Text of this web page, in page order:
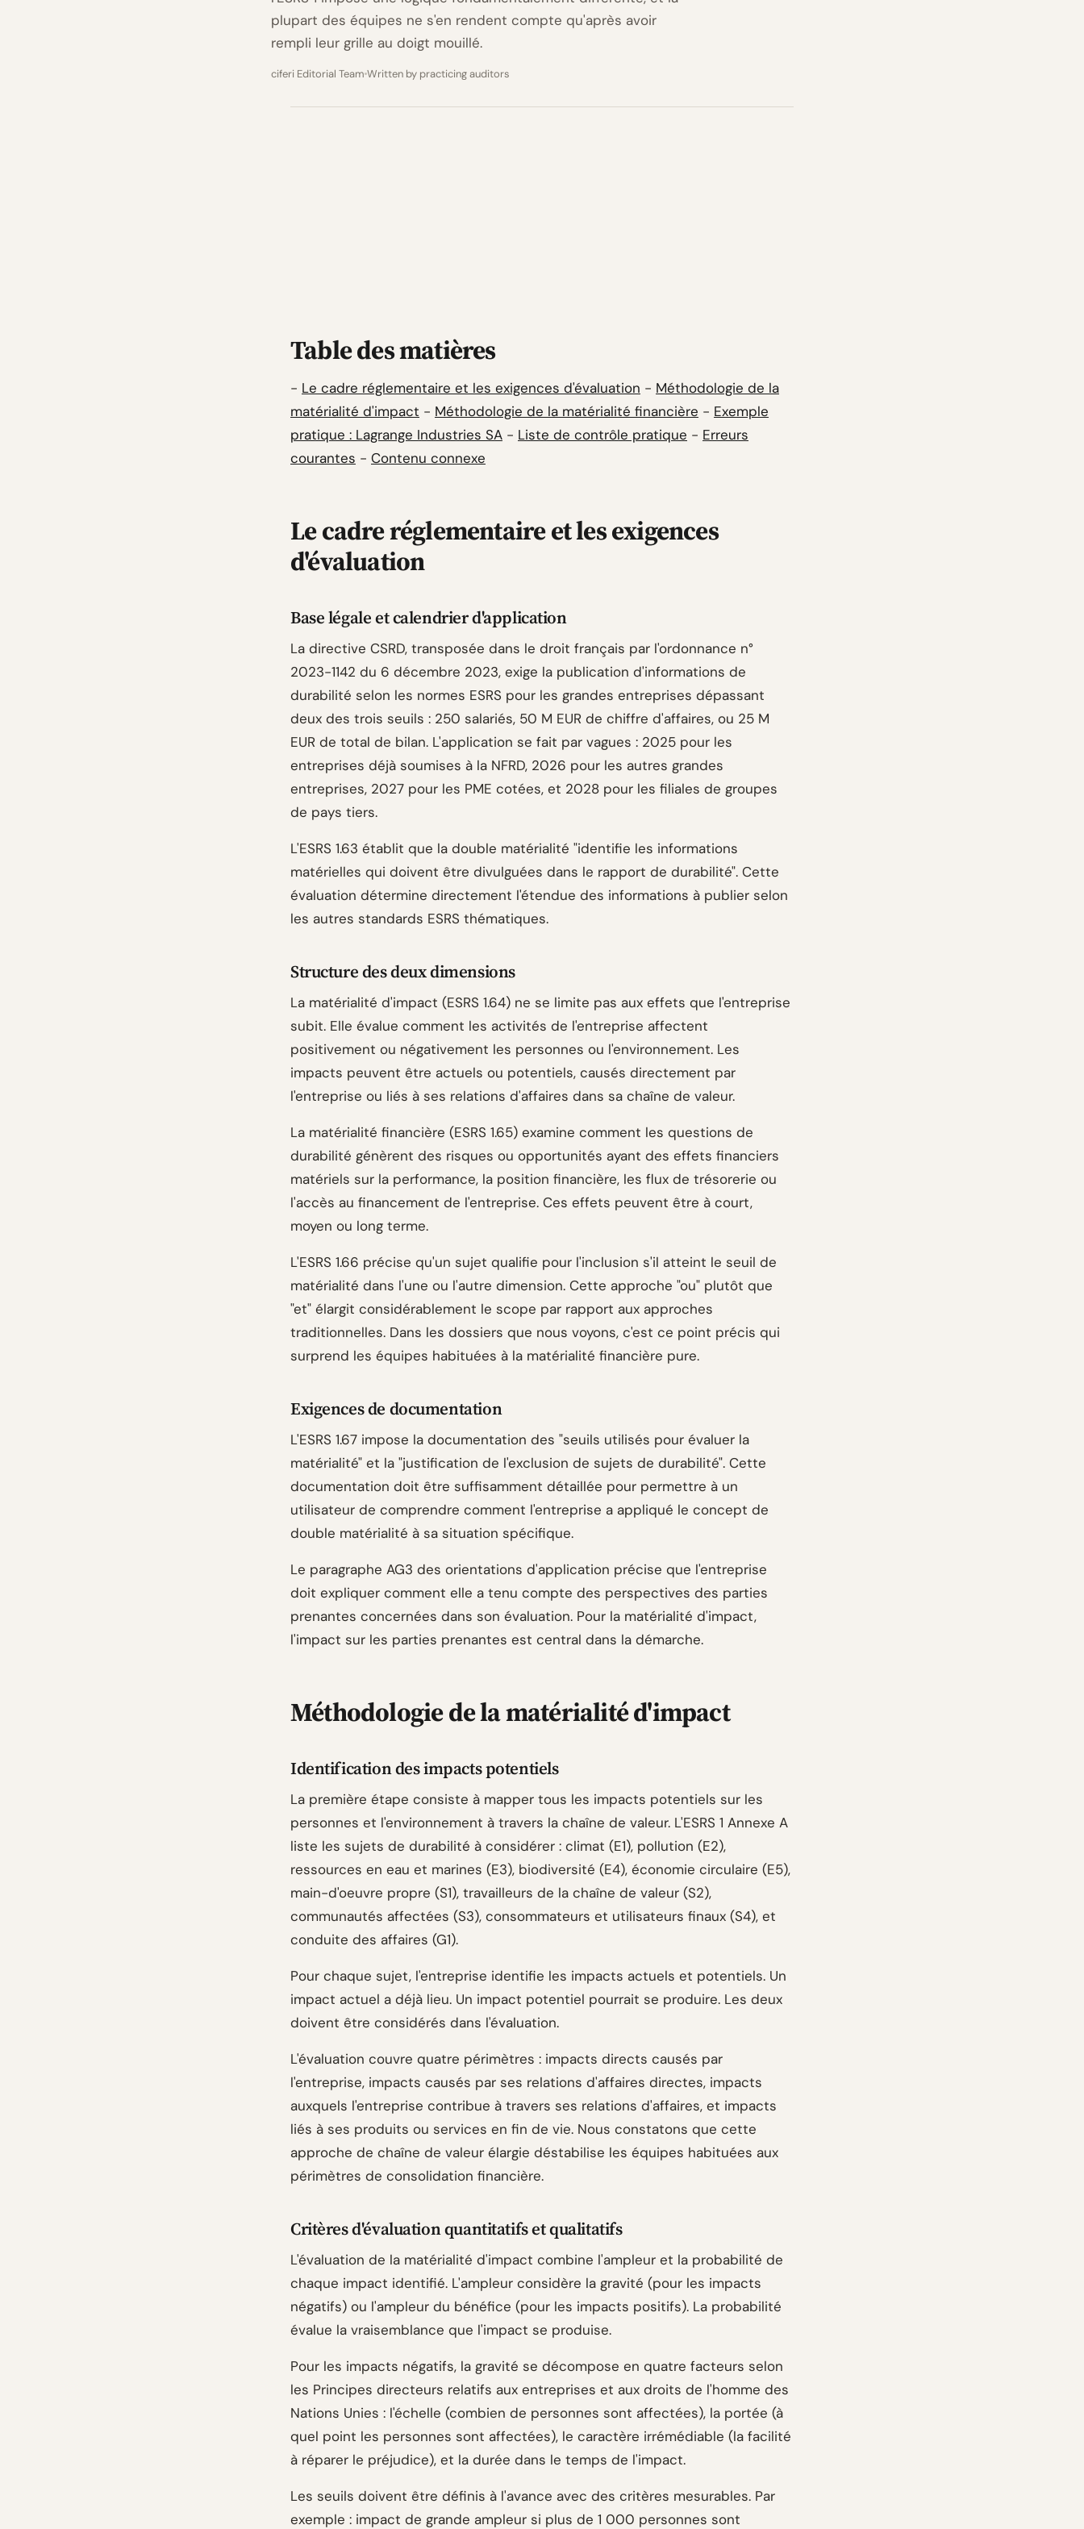
plupart des équipes ne s'en rendent compte qu'après avoir
rempli leur grille au doigt mouillé.
ciferi Editorial Team Written by practicing auditors
Table des matières
- Le cadre réglementaire et les exigences d'évaluation - Méthodologie de la
matérialité d'impact - Méthodologie de la matérialité financière - Exemple
pratique : Lagrange Industries SA - Liste de contrôle pratique - Erreurs
courantes - Contenu connexe
Le cadre réglementaire et les exigences
d'évaluation
Base légale et calendrier d'application
La directive CSRD, transposée dans le droit français par l'ordonnance n°
2023-1142 du 6 décembre 2023, exige la publication d'informations de
durabilité selon les normes ESRS pour les grandes entreprises dépassant
deux des trois seuils : 250 salariés, 50 M EUR de chiffre d'affaires, ou 25 M
EUR de total de bilan. L'application se fait par vagues : 2025 pour les
entreprises déjà soumises à la NFRD, 2026 pour les autres grandes
entreprises, 2027 pour les PME cotées, et 2028 pour les filiales de groupes
de pays tiers.
L'ESRS 1.63 établit que la double matérialité "identifie les informations
matérielles qui doivent être divulguées dans le rapport de durabilité". Cette
évaluation détermine directement l'étendue des informations à publier selon
les autres standards ESRS thématiques.
Structure des deux dimensions
La matérialité d'impact (ESRS 1.64) ne se limite pas aux effets que l'entreprise
subit. Elle évalue comment les activités de l'entreprise affectent
positivement ou négativement les personnes ou l'environnement. Les
impacts peuvent être actuels ou potentiels, causés directement par
l'entreprise ou liés à ses relations d'affaires dans sa chaîne de valeur.
La matérialité financière (ESRS 1.65) examine comment les questions de
durabilité génèrent des risques ou opportunités ayant des effets financiers
matériels sur la performance, la position financière, les flux de trésorerie ou
l'accès au financement de l'entreprise. Ces effets peuvent être à court,
moyen ou long terme.
L'ESRS 1.66 précise qu'un sujet qualifie pour l'inclusion s'il atteint le seuil de
matérialité dans l'une ou l'autre dimension. Cette approche "ou" plutôt que
"et" élargit considérablement le scope par rapport aux approches
traditionnelles. Dans les dossiers que nous voyons, c'est ce point précis qui
surprend les équipes habituées à la matérialité financière pure.
Exigences de documentation
L'ESRS 1.67 impose la documentation des "seuils utilisés pour évaluer la
matérialité" et la "justification de l'exclusion de sujets de durabilité". Cette
documentation doit être suffisamment détaillée pour permettre à un
utilisateur de comprendre comment l'entreprise a appliqué le concept de
double matérialité à sa situation spécifique.
Le paragraphe AG3 des orientations d'application précise que l'entreprise
doit expliquer comment elle a tenu compte des perspectives des parties
prenantes concernées dans son évaluation. Pour la matérialité d'impact,
l'impact sur les parties prenantes est central dans la démarche.
Méthodologie de la matérialité d'impact
Identification des impacts potentiels
La première étape consiste à mapper tous les impacts potentiels sur les
personnes et l'environnement à travers la chaîne de valeur. L'ESRS 1 Annexe A
liste les sujets de durabilité à considérer : climat (E1), pollution (E2),
ressources en eau et marines (E3), biodiversité (E4), économie circulaire (E5),
main-d'oeuvre propre (S1), travailleurs de la chaîne de valeur (S2),
communautés affectées (S3), consommateurs et utilisateurs finaux (S4), et
conduite des affaires (G1).
Pour chaque sujet, l'entreprise identifie les impacts actuels et potentiels. Un
impact actuel a déjà lieu. Un impact potentiel pourrait se produire. Les deux
doivent être considérés dans l'évaluation.
L'évaluation couvre quatre périmètres : impacts directs causés par
l'entreprise, impacts causés par ses relations d'affaires directes, impacts
auxquels l'entreprise contribue à travers ses relations d'affaires, et impacts
liés à ses produits ou services en fin de vie. Nous constatons que cette
approche de chaîne de valeur élargie déstabilise les équipes habituées aux
périmètres de consolidation financière.
Critères d'évaluation quantitatifs et qualitatifs
L'évaluation de la matérialité d'impact combine l'ampleur et la probabilité de
chaque impact identifié. L'ampleur considère la gravité (pour les impacts
négatifs) ou l'ampleur du bénéfice (pour les impacts positifs). La probabilité
évalue la vraisemblance que l'impact se produise.
Pour les impacts négatifs, la gravité se décompose en quatre facteurs selon
les Principes directeurs relatifs aux entreprises et aux droits de l'homme des
Nations Unies : l'échelle (combien de personnes sont affectées), la portée (à
quel point les personnes sont affectées), le caractère irrémédiable (la facilité
à réparer le préjudice), et la durée dans le temps de l'impact.
Les seuils doivent être définis à l'avance avec des critères mesurables. Par
exemple : impact de grande ampleur si plus de 1 000 personnes sont